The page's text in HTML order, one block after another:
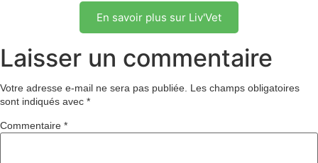
En savoir plus sur Liv'Vet
Laisser un commentaire
Votre adresse e-mail ne sera pas publiée. Les champs obligatoires
sont indiqués avec *
Commentaire *